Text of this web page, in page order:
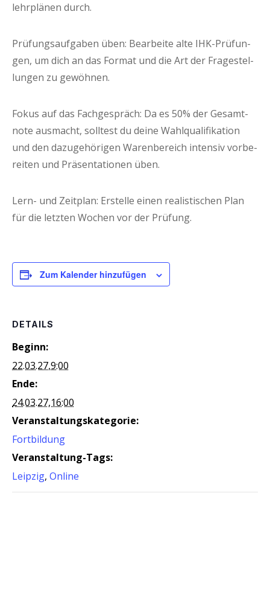
lehr­plä­nen durch.
Prü­fungs­auf­ga­ben üben: Bear­bei­te alte IHK-Prü­fun­
gen, um dich an das For­mat und die Art der Fra­ge­stel­
lun­gen zu gewöhnen.
Fokus auf das Fach­ge­spräch: Da es 50% der Gesamt­
no­te aus­macht, soll­test du dei­ne Wahl­qua­li­fi­ka­ti­on
und den dazu­ge­hö­ri­gen Waren­be­reich inten­siv vor­be­
rei­ten und Prä­sen­ta­tio­nen üben.
Lern- und Zeit­plan: Erstel­le einen rea­lis­ti­schen Plan
für die letz­ten Wochen vor der Prüfung.
Zum Kalender hinzufügen
DETAILS
Beginn:
22.03.27,9:00
Ende:
24.03.27,16:00
Veranstaltungskategorie:
Fortbildung
Veranstaltung-Tags:
Leipzig, Online